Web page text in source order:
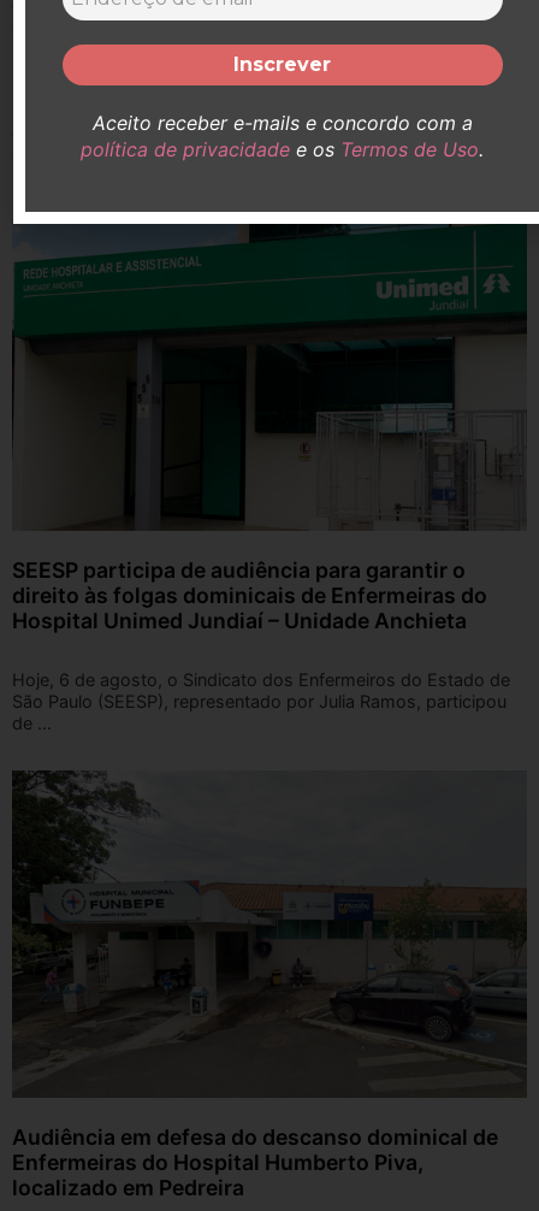
que atuaram no Hospital Santa Catarina durante a
pandemia
Durante a pandemia, Enfermeiras e Enfermeiros estiveram
expostos a agentes infecciosos, prestando atendimento direto
a pacientes contaminados. Em defesa desses ...
SEESP participa de audiência para garantir o
direito às folgas dominicais de Enfermeiras do
Hospital Unimed Jundiaí – Unidade Anchieta
Hoje, 6 de agosto, o Sindicato dos Enfermeiros do Estado de
São Paulo (SEESP), representado por Julia Ramos, participou
de ...
Audiência em defesa do descanso dominical de
Enfermeiras do Hospital Humberto Piva,
localizado em Pedreira
Aceito receber e-mails e concordo com a
política de privacidade e os Termos de Uso.